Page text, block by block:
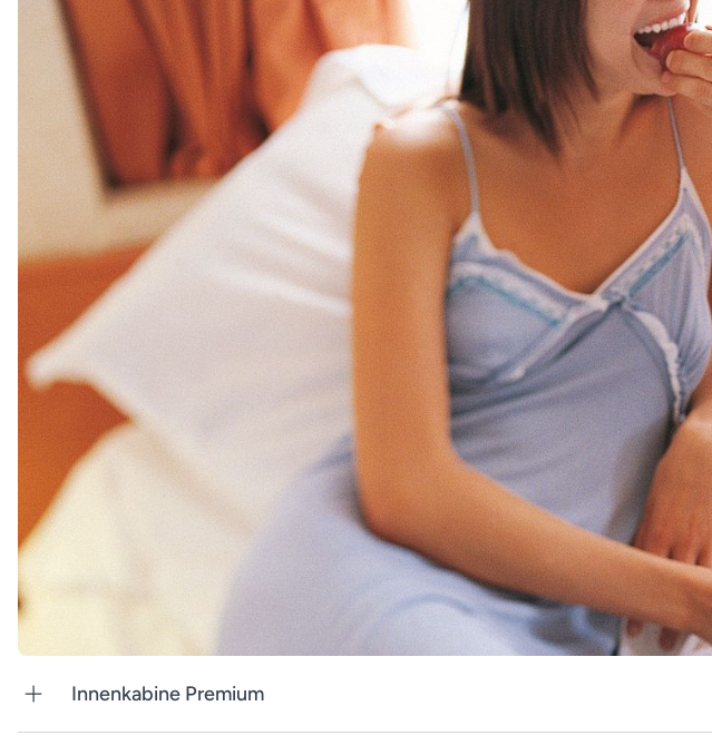
Innenkabine Premium